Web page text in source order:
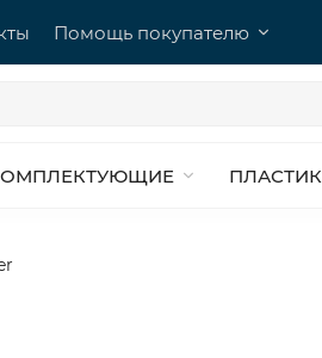
Помощь покупателю
ПЛАСТИК